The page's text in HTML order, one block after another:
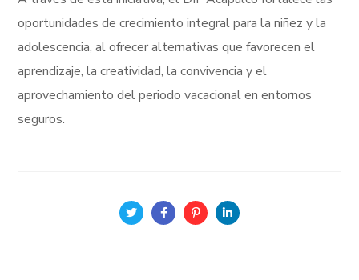
oportunidades de crecimiento integral para la niñez y la
adolescencia, al ofrecer alternativas que favorecen el
aprendizaje, la creatividad, la convivencia y el
aprovechamiento del periodo vacacional en entornos
seguros.